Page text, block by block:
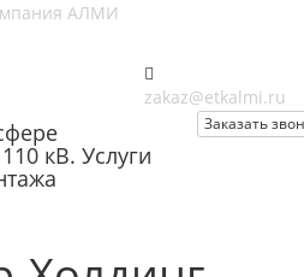
zakaz@etkalmi.ru
кВ. Услуги
Заказать